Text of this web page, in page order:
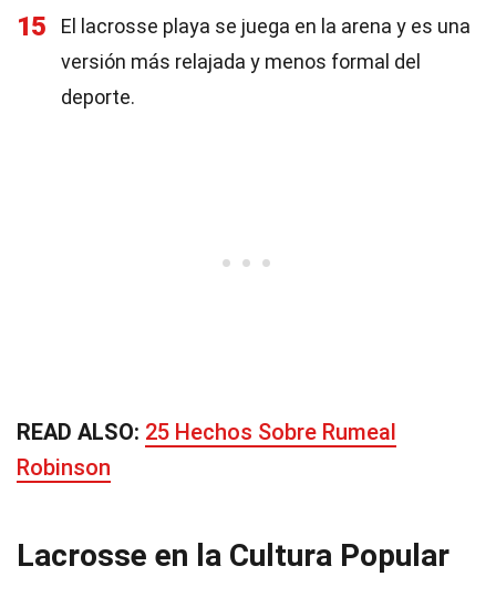
15
El lacrosse playa se juega en la arena y es una
versión más relajada y menos formal del
deporte.
READ ALSO: 25 Hechos Sobre Rumeal
Robinson
Lacrosse en la Cultura Popular